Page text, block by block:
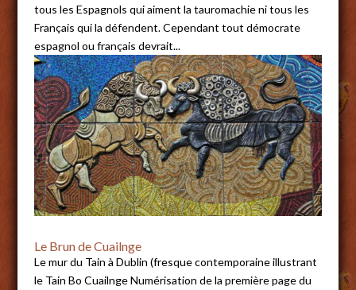
tous les Espagnols qui aiment la tauromachie ni tous les
Français qui la défendent. Cependant tout démocrate
espagnol ou français devrait...
Le Brun de Cuailnge
Le mur du Tain à Dublin (fresque contemporaine illustrant
le Tain Bo Cuailnge Numérisation de la première page du